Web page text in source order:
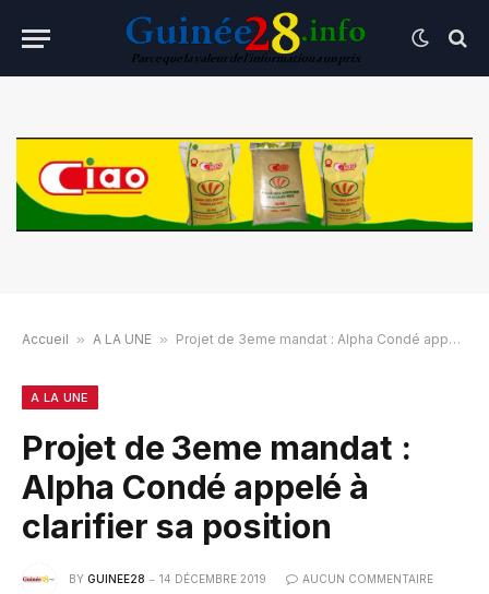
Accueil » A LA UNE » Projet de 3eme mandat : Alpha Condé appelé à clarifier sa position
A LA UNE
Projet de 3eme mandat :
Alpha Condé appelé à
clarifier sa position
BY GUINEE28 14 DÉCEMBRE 2019 AUCUN COMMENTAIRE